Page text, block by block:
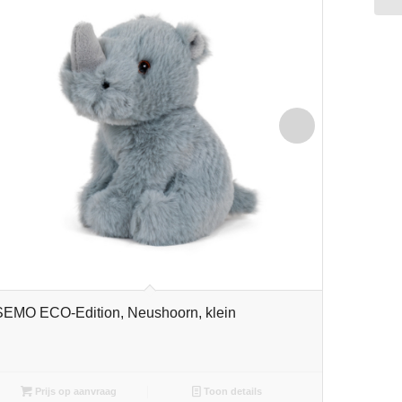
ECO-Edition, Neushoorn, klein
Prijs op aanvraag Toon details